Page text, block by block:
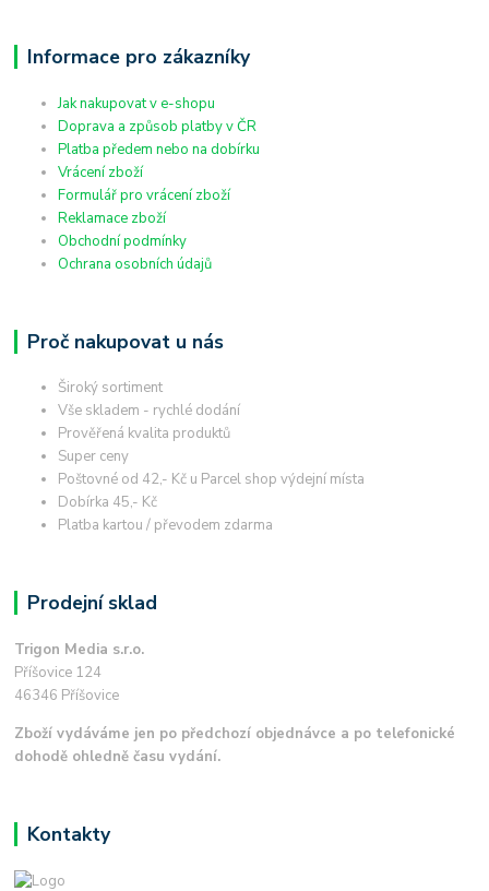
Informace pro zákazníky
Jak nakupovat v e-shopu
Doprava a způsob platby v ČR
Platba předem nebo na dobírku
Vrácení zboží
Formulář pro vrácení zboží
Reklamace zboží
Obchodní podmínky
Ochrana osobních údajů
Proč nakupovat u nás
Široký sortiment
Vše skladem - rychlé dodání
Prověřená kvalita produktů
Super ceny
Poštovné od 42,- Kč u Parcel shop výdejní místa
Dobírka 45,- Kč
Platba kartou / převodem zdarma
Prodejní sklad
Trigon Media s.r.o.
Příšovice 124
46346 Příšovice
Zboží vydáváme jen po předchozí objednávce a po telefonické
dohodě ohledně času vydání.
Kontakty